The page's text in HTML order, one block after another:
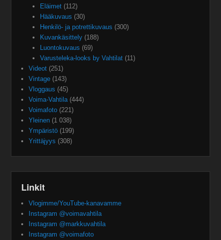
Eläimet(112)
Hääkuvaus (30)
Henkilö- ja potrettikuvaus (300)
Kuvankäsittely(188)
Luontokuvaus (69)
Varusteleka-looks by Vahtilat(11)
Videot (251)
Vintage (143)
Vloggaus (45)
Voima-Vahtila (444)
Voimafoto (221)
Yleinen (1 038)
Ympäristö (199)
Yrittäjyys (308)
Linkit
Vlogimme/YouTube-kanavamme
Instagram @voimavahtila
Instagram @markkuvahtila
Instagram @voimafoto